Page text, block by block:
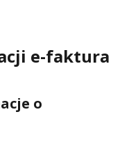
e-faktura
o